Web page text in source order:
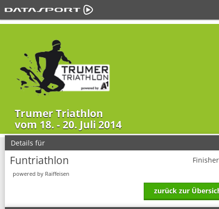
Trumer Triathlon
vom 18. - 20. Juli 2014
Details für
Funtriathlon
powered by Raiffeisen
zurück zur